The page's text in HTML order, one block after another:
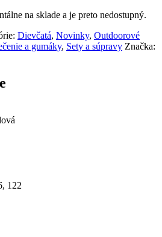
na sklade a je preto nedostupný.
Dievčatá, Novinky, Outdoorové
a gumáky, Sety a súpravy Značka:
122